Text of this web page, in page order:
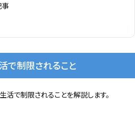
事
で制限されること
で制限されることを解説します。